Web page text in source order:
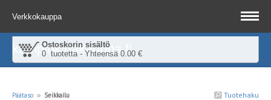
Verkkokauppa
Ostoskorin sisältö
0 tuotetta - Yhteensä 0.00 €
kampinkirjakauppa.fi
Tuotehaku
Päätaso ›› Seikkailu